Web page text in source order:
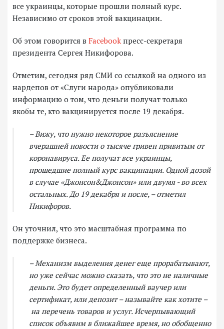
все украинцы, которые прошли полный курс.
Независимо от сроков этой вакцинации.
Об этом говорится в Facebook пресс-секретаря
президента Сергея Никифорова.
Отметим, сегодня ряд СМИ со ссылкой на одного из
нардепов от «Слуги народа» опубликовали
информацию о том, что деньги получат только
якобы те, кто вакцинируется после 19 декабря.
– Вижу, что нужно некоторое разъяснение
вчерашней новости о тысяче гривен привитым от
коронавируса. Ее получат все украинцы,
прошедшие полный курс вакцинации. Одной дозой
в случае «Джонсон&Джонсон» или двумя - во всех
остальных. До 19 декабря и после, – отметил
Никифоров.
Он уточнил, что это масштабная программа по
поддержке бизнеса.
– Механизм выделения денег еще прорабатывают,
но уже сейчас можно сказать, что это не наличные
деньги. Это будет определенный ваучер или
сертификат, или депозит – называйте как хотите –
на перечень товаров и услуг. Исчерпывающий
список объявим в ближайшее время, но обобщенно